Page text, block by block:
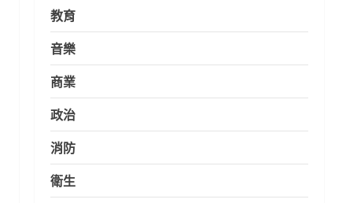
教育
音樂
商業
政治
消防
衛生